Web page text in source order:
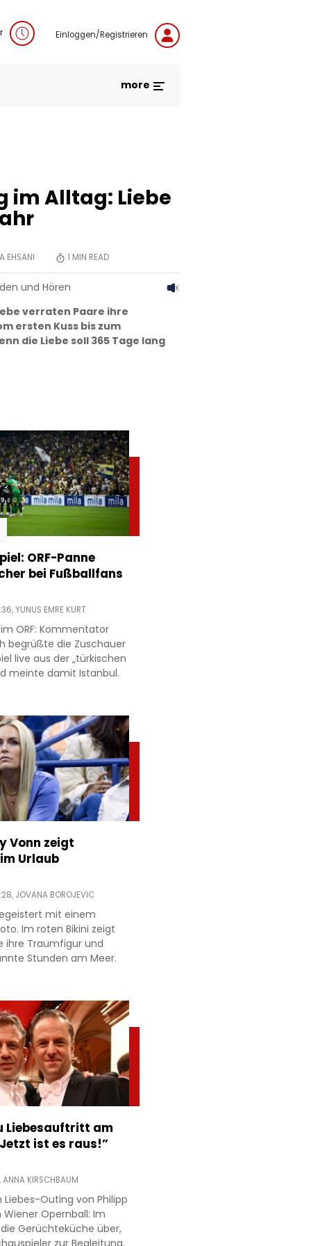
Einloggen/Registrieren
more
im Alltag: Liebe
EHSANI 1 MIN READ
und Hören
verraten Paare ihre
ersten Kuss bis zum
die Liebe soll 365 Tage lang
ORF-Panne
bei Fußballfans
YUNUS EMRE KURT
ORF: Kommentator
begrüßte die Zuschauer
live aus der „türkischen
meinte damit Istanbul.
Vonn zeigt
Urlaub
JOVANA BOROJEVIC
mit einem
Im roten Bikini zeigt
ihre Traumfigur und
Stunden am Meer.
Liebesauftritt am
ist es raus!”
ANNA KIRSCHBAUM
Outing von Philipp
Opernball: Im
Gerüchteküche über,
zur Begleitung.